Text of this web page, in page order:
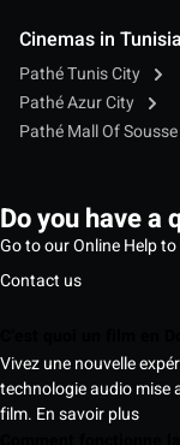
Cinemas in Tunisia
Pathé Tunis City
Pathé Azur City
Pathé Mall Of Sousse
Do you have a
Go to our Online Help
Contact us
Vivez une nouvelle
technologie audio mise
film. En savoir plus